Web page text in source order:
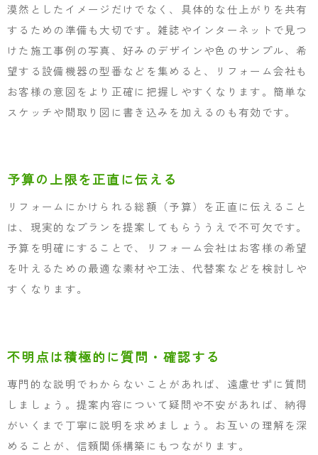
漠然としたイメージだけでなく、具体的な仕上がりを共有
するための準備も大切です。雑誌やインターネットで見つ
けた施工事例の写真、好みのデザインや色のサンプル、希
望する設備機器の型番などを集めると、リフォーム会社も
お客様の意図をより正確に把握しやすくなります。簡単な
スケッチや間取り図に書き込みを加えるのも有効です。
予算の上限を正直に伝える
リフォームにかけられる総額（予算）を正直に伝えること
は、現実的なプランを提案してもらううえで不可欠です。
予算を明確にすることで、リフォーム会社はお客様の希望
を叶えるための最適な素材や工法、代替案などを検討しや
すくなります。
不明点は積極的に質問・確認する
専門的な説明でわからないことがあれば、遠慮せずに質問
しましょう。提案内容について疑問や不安があれば、納得
がいくまで丁寧に説明を求めましょう。お互いの理解を深
めることが、信頼関係構築にもつながります。